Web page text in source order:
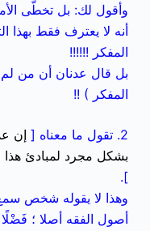
وأقول لك: بل تخطَّى
أنه لا يعترف فقط بهذا
المفكر !!!!!!
بل قال عدنان أن من
المفكر ) !!
2. تقول ما معناه [
إن
بشكل مجرد لمبادئ هذا
].
وهذا لا يقوله شخص
أصول الفقه أصلا ؛